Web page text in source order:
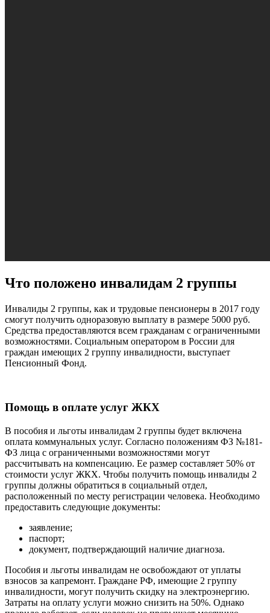
Что положено инвалидам 2 группы
Инвалиды 2 группы, как и трудовые пенсионеры в 2017 году
смогут получить одноразовую выплату в размере 5000 руб.
Средства предоставляются всем гражданам с ограниченными
возможностями. Социальным оператором в России для
граждан имеющих 2 группу инвалидности, выступает
Пенсионный Фонд.
Помощь в оплате услуг ЖКХ
В пособия и льготы инвалидам 2 группы будет включена
оплата коммунальных услуг. Согласно положениям ФЗ №181-
ФЗ лица с ограниченными возможностями могут
рассчитывать на компенсацию. Ее размер составляет 50% от
стоимости услуг ЖКХ. Чтобы получить помощь инвалиды 2
группы должны обратиться в социальный отдел,
расположенный по месту регистрации человека. Необходимо
предоставить следующие документы:
заявление;
паспорт;
документ, подтверждающий наличие диагноза.
Пособия и льготы инвалидам не освобождают от уплаты
взносов за капремонт. Граждане РФ, имеющие 2 группу
инвалидности, могут получить скидку на электроэнергию.
Затраты на оплату услуги можно снизить на 50%. Однако